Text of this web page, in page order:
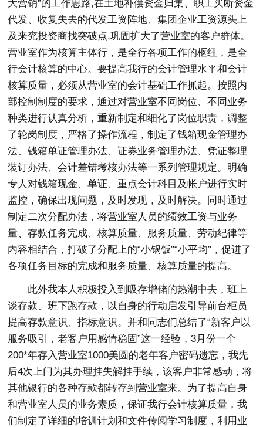
大营销”的工作思路,在土地补偿资金归集、职工买断资金
代发、收复失去的代发工资阵地、集团企业工资源头上
及来兖投资商找突破点,巩固扩大了营业室的客户群体。
营业室作为核算主体行，是全行各项工作的枢纽，是全
行会计核算的中心。要提高我行的会计管理水平和会计
核算质量，必须从营业室的会计基础工作抓起。按照内
部控制制度的要求，通过对营业室不同岗位、不同业务
种类进行认真分析，重新制定和细化了岗位职责，调整
了轮岗制度，严格了操作流程，制定了钱箱现金管理办
法、钱箱单证管理办法、证券业务管理办法、凭证整理
装订办法、会计差错考核办法等一系列管理规定。明确
专人对钱箱现金、单证、重点会计科目及帐户进行实时
监控，确保出现问题，及时发现，及时解决。同时通过
制定二次分配办法，将营业室人员的绩效工资与业务
量、存款任务完成、核算质量、服务质量、劳动纪律等
内容相结合，打破了分配上的“小锅饭”“小平均”，促进了
各项任务目标的完成和服务质量、核算质量的提高。
此外我本人积极投入到吸存增储的热潮中去，班上
谈存款、班下跑存款，以自身的行动启发引导前台柜员
提高存款意识、指标意识。并和同志们总结了“新客户以
服务吸引，老客户用感情稳固”这一经验，3月份一个
200*年存入营业室1000美圆的老年客户密码遗忘，我先
后4次上门为其办理挂失解挂手续，该客户非常感动，将
其他银行的各种存款都转存到营业室来。为了提高自身
和营业室人员的业务素质，保证我行会计核算质量，我
们制定了详细的培训计划和文件传阅学习制度，利用业